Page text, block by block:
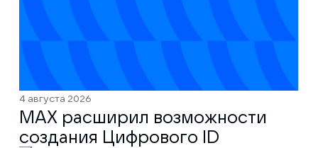
4 августа 2026
MAX расширил возможности
создания Цифрового ID